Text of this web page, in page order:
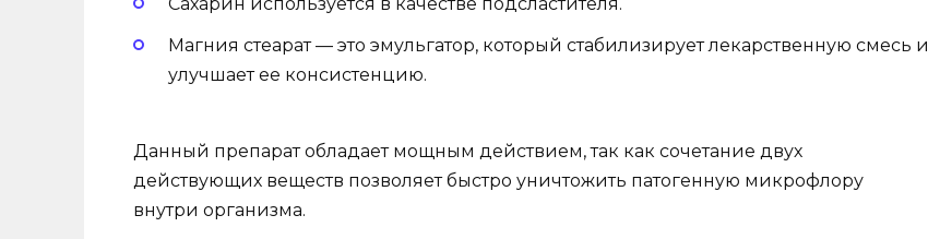
Магния стеарат — это эмульгатор, который стабилизирует лекарственную смесь и
улучшает ее консистенцию.
Данный препарат обладает мощным действием, так как сочетание двух
действующих веществ позволяет быстро уничтожить патогенную микрофлору
внутри организма.